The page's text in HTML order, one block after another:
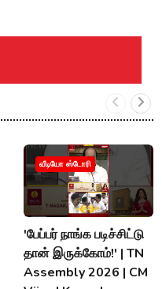
வீடியோ ஸ்டோரி
'பேப்பர் நாங்க படிச்சிட்டு
தான் இருக்கோம்!' | TN
Assembly 2026 | CM